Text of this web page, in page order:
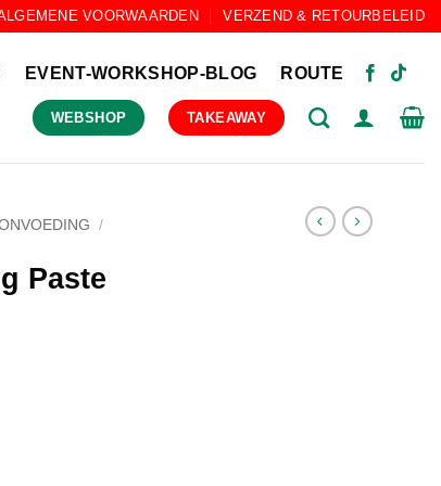
VOORWAARDEN VERZEND & RETOURBELEID
EVENT-WORKSHOP-BLOG ROUTE
WEBSHOP TAKEAWAY
/
Paste